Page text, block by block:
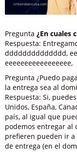
Pregunta ¿En cuales
Respuesta:
dddddddddddddd,
eeeeeeeeeeeeeeeee,
Pregunta ¿Puedo
la entrega sea al
Respuesta: Si,
Unidos, España,
país, al igual que
podemos entregar al
prefieren pueden ir
de entrega (en el